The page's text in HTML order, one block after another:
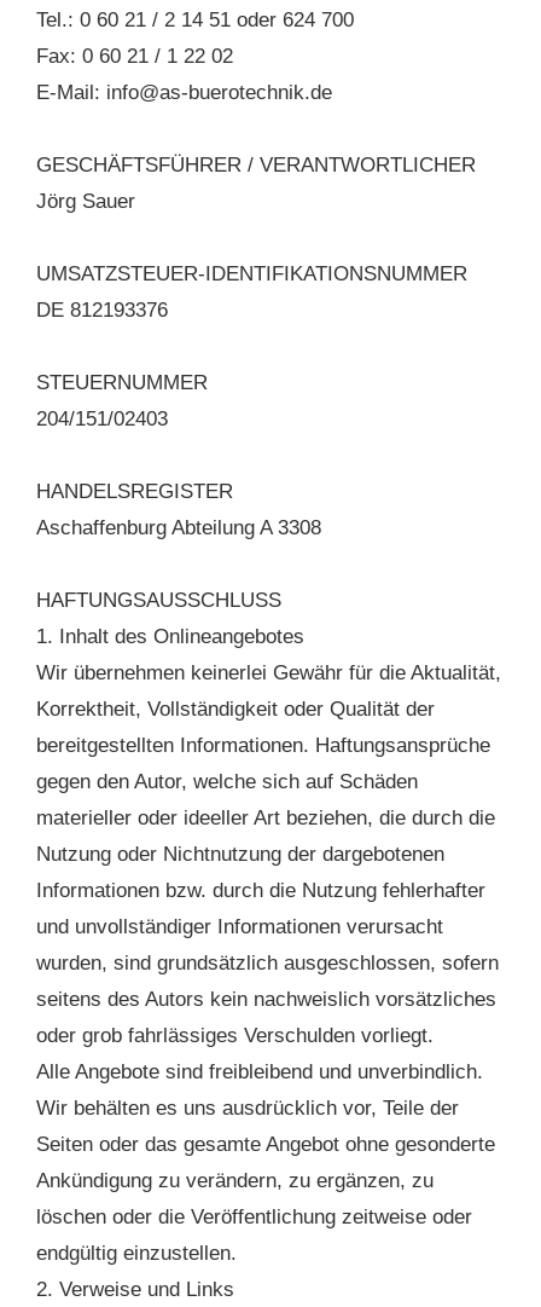
Tel.: 0 60 21 / 2 14 51 oder 624 700
Fax: 0 60 21 / 1 22 02
E-Mail: info@as-buerotechnik.de
GESCHÄFTSFÜHRER / VERANTWORTLICHER
Jörg Sauer
UMSATZSTEUER-IDENTIFIKATIONSNUMMER
DE 812193376
STEUERNUMMER
204/151/02403
HANDELSREGISTER
Aschaffenburg Abteilung A 3308
HAFTUNGSAUSSCHLUSS
1. Inhalt des Onlineangebotes
Wir übernehmen keinerlei Gewähr für die Aktualität,
Korrektheit, Vollständigkeit oder Qualität der
bereitgestellten Informationen. Haftungsansprüche
gegen den Autor, welche sich auf Schäden
materieller oder ideeller Art beziehen, die durch die
Nutzung oder Nichtnutzung der dargebotenen
Informationen bzw. durch die Nutzung fehlerhafter
und unvollständiger Informationen verursacht
wurden, sind grundsätzlich ausgeschlossen, sofern
seitens des Autors kein nachweislich vorsätzliches
oder grob fahrlässiges Verschulden vorliegt.
Alle Angebote sind freibleibend und unverbindlich.
Wir behälten es uns ausdrücklich vor, Teile der
Seiten oder das gesamte Angebot ohne gesonderte
Ankündigung zu verändern, zu ergänzen, zu
löschen oder die Veröffentlichung zeitweise oder
endgültig einzustellen.
2. Verweise und Links